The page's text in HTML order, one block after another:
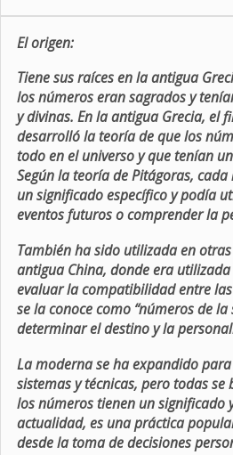
El origen:
Tiene sus raíces en la antigua
los números eran sagrados y
y divinas. En la antigua Grecia, el
desarrolló la teoría de que los
todo en el universo y que tenían
Según la teoría de Pitágoras,
un significado específico y podía
eventos futuros o comprender la
También ha sido utilizada en
antigua China, donde era
evaluar la compatibilidad entre
se la conoce como “números de
determinar el destino y la
La moderna se ha expandido
sistemas y técnicas, pero todas se
los números tienen un significado
actualidad, es una práctica
desde la toma de decisiones